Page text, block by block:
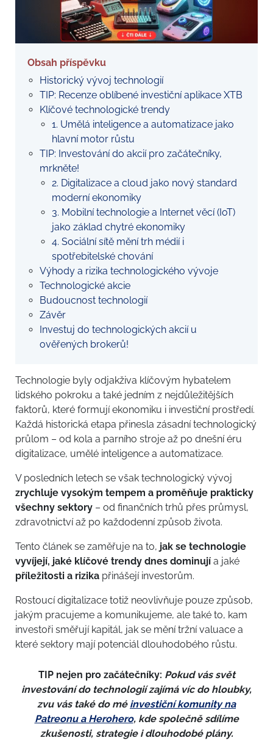
Historický vývoj technologií
TIP: Recenze oblíbené investiční aplikace XTB
Klíčové technologické trendy
1. Umělá inteligence a automatizace jako
hlavní motor růstu
TIP: Investování do akcií pro začátečníky,
mrkněte!
2. Digitalizace a cloud jako nový standard
moderní ekonomiky
3. Mobilní technologie a Internet věcí (IoT)
jako základ chytré ekonomiky
4. Sociální sítě mění trh médií i
spotřebitelské chování
Výhody a rizika technologického vývoje
Technologické akcie
Budoucnost technologií
Závěr
Investuj do technologických akcií u
ověřených brokerů!
Technologie byly odjakživa klíčovým hybatelem
lidského pokroku a také jedním z nejdůležitějších
faktorů, které formují ekonomiku i investiční prostředí.
Každá historická etapa přinesla zásadní technologický
průlom – od kola a parního stroje až po dnešní éru
digitalizace, umělé inteligence a automatizace.
V posledních letech se však technologický vývoj
zrychluje vysokým tempem a proměňuje prakticky
všechny sektory – od finančních trhů přes průmysl,
zdravotnictví až po každodenní způsob života.
Tento článek se zaměřuje na to, jak se technologie
vyvíjejí, jaké klíčové trendy dnes dominují a jaké
příležitosti a rizika přinášejí investorům.
Rostoucí digitalizace totiž neovlivňuje pouze způsob,
jakým pracujeme a komunikujeme, ale také to, kam
investoři směřují kapitál, jak se mění tržní valuace a
které sektory mají potenciál dlouhodobého růstu.
TIP nejen pro začátečníky: Pokud vás svět
investování do technologií zajímá víc do hloubky,
zvu vás také do mé investiční komunity na
Patreonu a Herohero, kde společně sdílíme
zkušenosti, strategie i dlouhodobé plány.